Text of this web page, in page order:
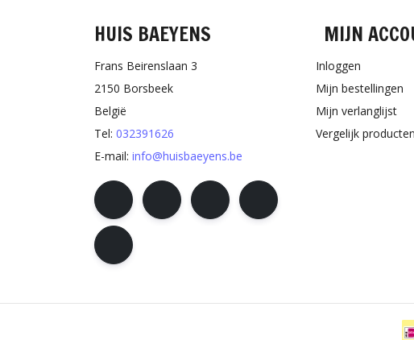
HUIS BAEYENS
Frans Beirenslaan 3
2150 Borsbeek
België
Tel: 032391626
E-mail: info@huisbaeyens.be
MIJN
Inloggen
Mijn bestellingen
Mijn verlanglijst
Vergelijk producten